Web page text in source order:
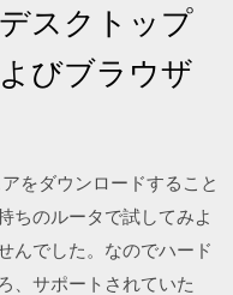
スクトップ
びブラウザ
をダウンロードすること
ちのルータで試してみよ
んでした。なのでハード
、サポートされていた